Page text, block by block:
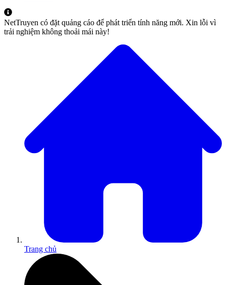
NetTruyen có đặt quảng cáo để phát triển tính năng mới. Xin lỗi vì
trải nghiệm không thoải mái này!
Trang chủ